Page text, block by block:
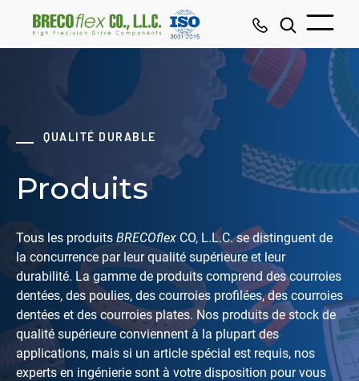
QUALITÉ DURABLE
Produits
Tous les produits BRECOflex CO, L.L.C. se distinguent de
la concurrence par leur qualité supérieure et leur
durabilité. La gamme de produits comprend des courroies
dentées, des poulies, des courroies profilées, des courroies
dentées et des courroies plates. Nos produits de stock de
qualité supérieure conviennent à la plupart des
applications, mais si un article spécial est requis, nos
experts en ingénierie sont à votre disposition pour vous